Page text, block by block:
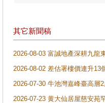
其它新聞稿
2026-08-03 富誠地產深耕九
2026-08-02 差估署樓價連升
2026-07-30 牛池灣嘉峰臺高層
2026-07-23 黄大仙居屋慈安苑